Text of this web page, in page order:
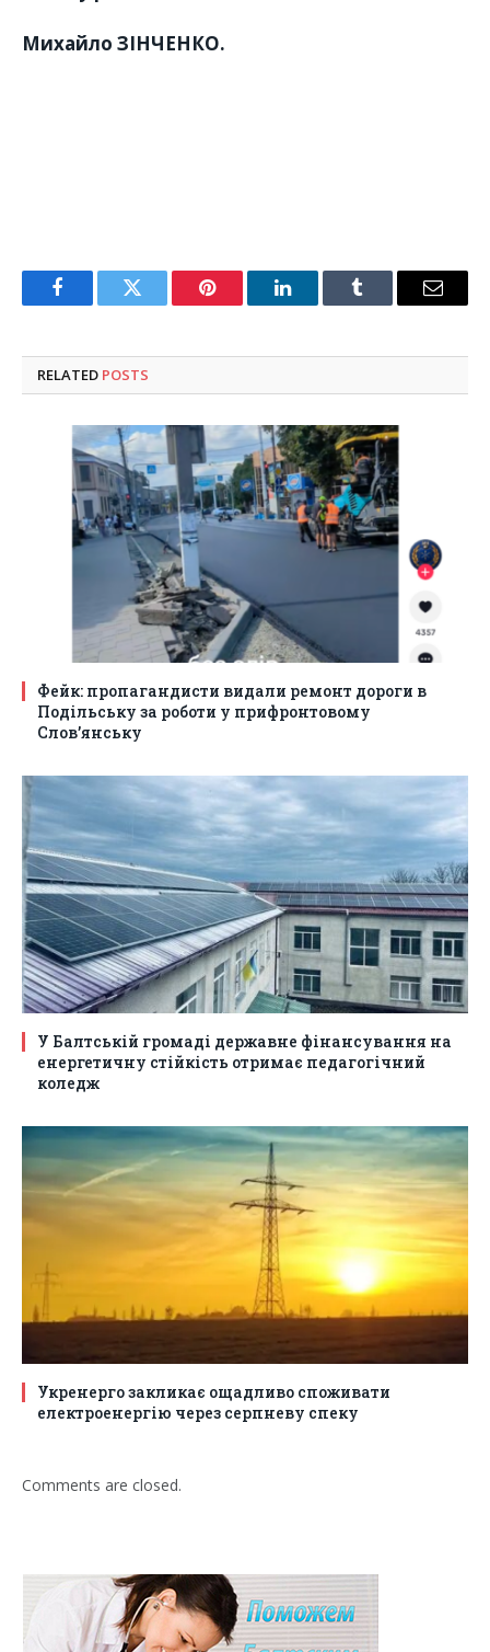
Михайло ЗІНЧЕНКО.
FacebookTwitter Pinterest LinkedInTumblr Email
RELATED POSTS
Фейк: пропагандисти видали ремонт дороги в
Подільську за роботи у прифронтовому
Слов’янську
У Балтській громаді державне фінансування на
енергетичну стійкість отримає педагогічний
коледж
Укренерго закликає ощадливо споживати
електроенергію через серпневу спеку
Comments are closed.